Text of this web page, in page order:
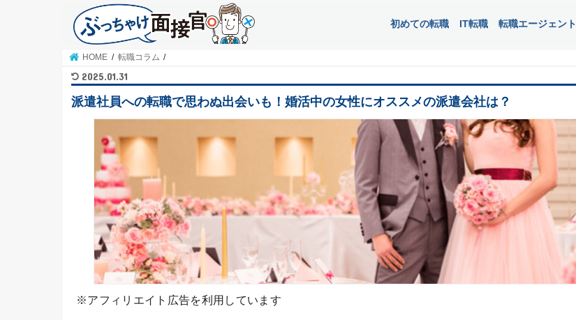
初めての転職 IT転職 転職エージェント
HOME 転職コラム
2025.01.31
派遣社員への転職で思わぬ出会いも！婚活中の女性にオススメの派遣会社は？
※アフィリエイト広告を利用しています